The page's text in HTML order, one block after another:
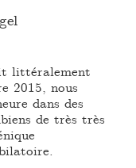
littéralement
2015, nous
dans des
de très très